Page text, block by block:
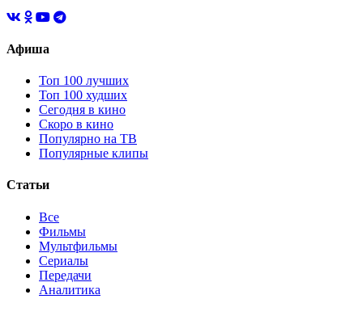
Афиша
Топ 100 лучших
Топ 100 худших
Сегодня в кино
Скоро в кино
Популярно на ТВ
Популярные клипы
Статьи
Все
Фильмы
Мультфильмы
Сериалы
Передачи
Аналитика